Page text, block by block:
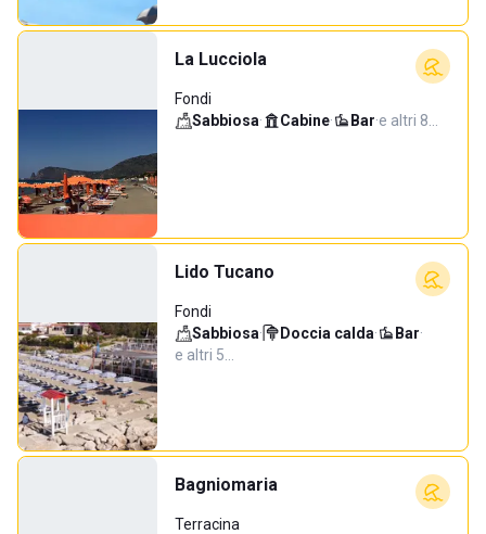
La Lucciola
Fondi
Sabbiosa· Cabine· Bar·e altri 8…
Lido Tucano
Fondi
Sabbiosa· Doccia calda· Bar·
e altri 5…
Bagniomaria
Terracina